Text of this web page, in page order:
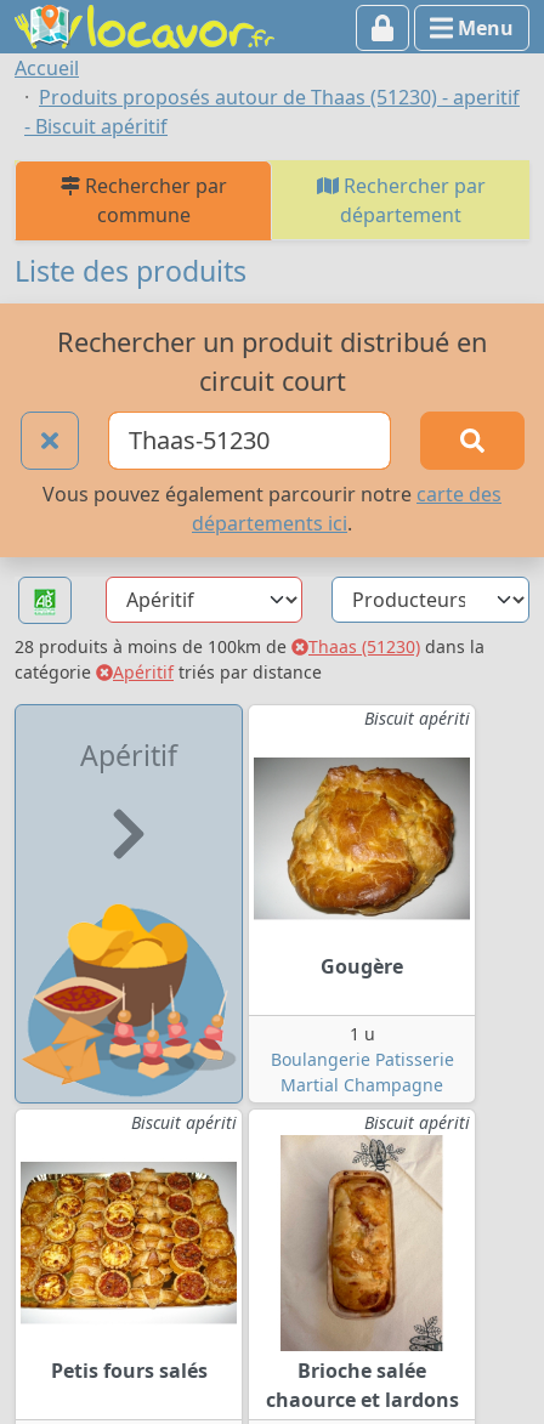
Menu
Accueil
Produits proposés autour de Thaas (51230) - aperitif
- Biscuit apéritif
Rechercher par
commune
Rechercher par
département
Liste des produits
Rechercher un produit distribué en
circuit court
Vous pouvez également parcourir notre carte des
départements ici.
28 produits à moins de 100km de Thaas (51230) dans la
catégorie
Apéritiftriés par distance
Apéritif
Biscuit apériti
Gougère
1 u
Boulangerie Patisserie
Martial Champagne
Biscuit apériti
Petis fours salés
Biscuit apériti
Brioche salée
chaource et lardons